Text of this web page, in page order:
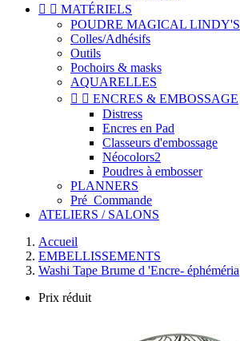
  MATÉRIELS
POUDRE MAGICAL LINDY'S
Colles/Adhésifs
Outils
Pochoirs & masks
AQUARELLES
  ENCRES & EMBOSSAGE
Distress
Encres en Pad
Classeurs d'embossage
Néocolors2
Poudres à embosser
PLANNERS
Pré_Commande
ATELIERS / SALONS
Accueil
EMBELLISSEMENTS
Washi Tape Brume d 'Encre- éphéméria
Prix réduit